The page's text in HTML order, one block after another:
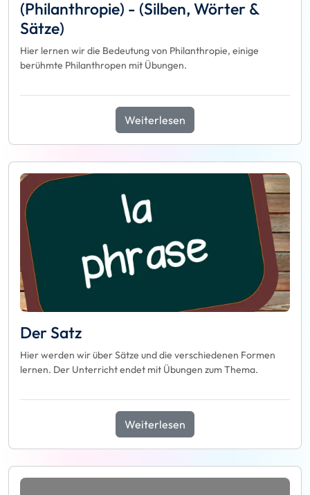
(Philanthropie) - (Silben, Wörter &
Sätze)
Hier lernen wir die Bedeutung von Philanthropie, einige
berühmte Philanthropen mit Übungen.
Weiterlesen
Der Satz
Hier werden wir über Sätze und die verschiedenen Formen
lernen. Der Unterricht endet mit Übungen zum Thema.
Weiterlesen